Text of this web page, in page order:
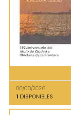
08/08/2026
1 DISPONIBLES